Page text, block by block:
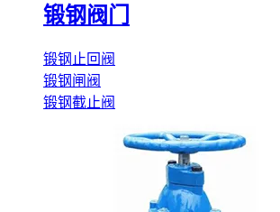
锻钢阀门
锻钢止回阀
锻钢闸阀
锻钢截止阀